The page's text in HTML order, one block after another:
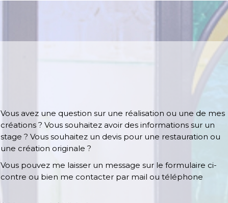
Vous avez une question sur une réalisation ou une de mes
créations ? Vous souhaitez avoir des informations sur un
stage ? Vous souhaitez un devis pour une restauration ou
une création originale ?
Vous pouvez me laisser un message sur le formulaire ci-
contre ou bien me contacter par mail ou téléphone